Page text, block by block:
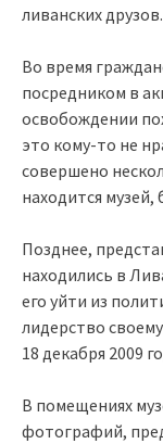
ливанских друзов.
Во время
посредником в
освобождении
это кому-то не
совершено
находится
Позднее,
находились в
его уйти из
лидерство
18 декабря 2009
В помещениях
фотографий,